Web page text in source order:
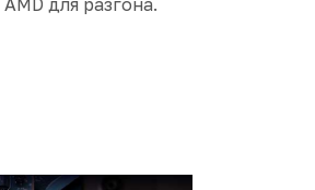
для разгона.